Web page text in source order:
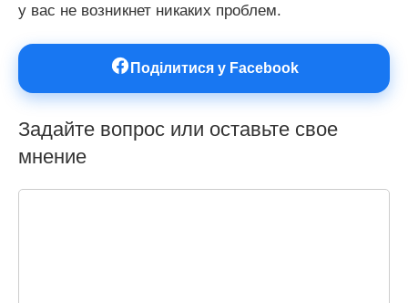
у вас не возникнет никаких проблем.
Поділитися у Facebook
Задайте вопрос или оставьте свое
мнение